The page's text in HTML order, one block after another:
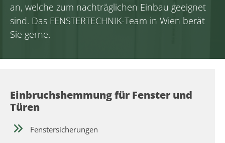
an, welche zum nachträglichen Einbau geeignet
sind. Das FENSTERTECHNIK-Team in Wien berät
Sie gerne.
Einbruchshemmung für Fenster und
Türen
Fenstersicherungen